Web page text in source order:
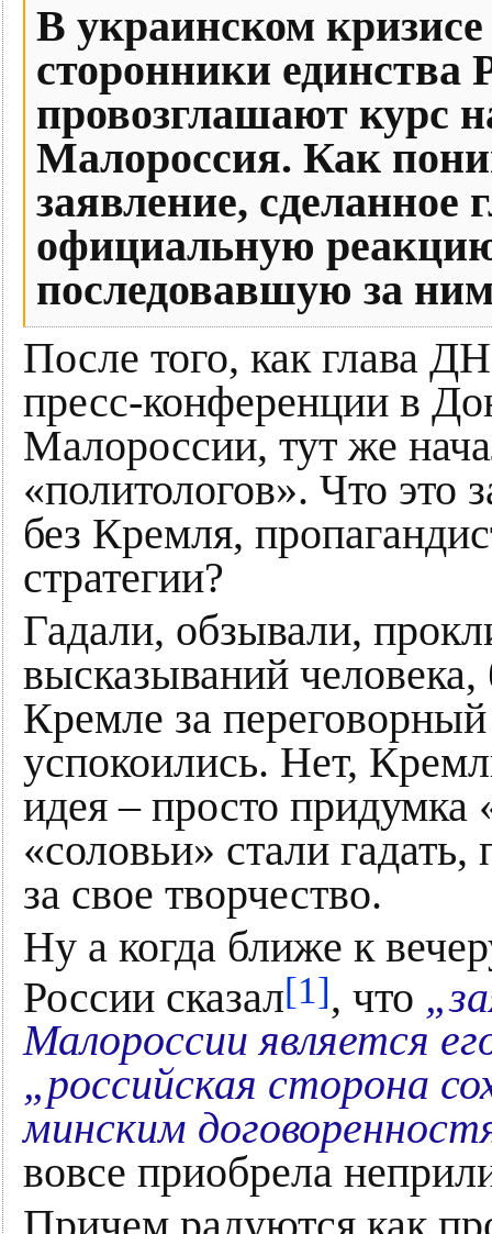
В украинском
сторонники единства
провозглашают курс
Малороссия. Как
заявление,
официальную
последовавшую за
После того, как глава
пресс-конференции в
Малороссии, тут же
«политологов». Что это
без Кремля,
стратегии?
Гадали, обзывали,
высказываний человека,
Кремле за
успокоились. Нет,
идея – просто придумка
«соловьи» стали
за свое творчество.
Ну а когда ближе к
России сказал[1], что
Малороссии является
„российская сторона
минским
вовсе приобрела